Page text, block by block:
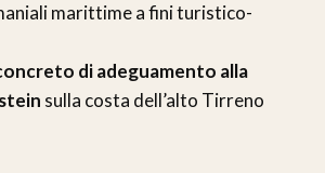
marittime a fini turistico-
di adeguamento alla
sulla costa dell’alto Tirreno